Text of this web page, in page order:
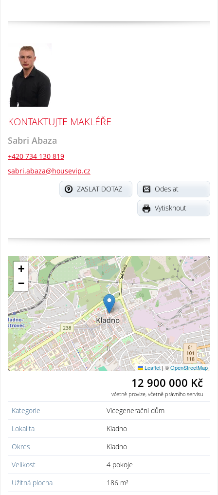
KONTAKTUJTE MAKLÉŘE
Sabri Abaza
+420 734 130 819
sabri.abaza@housevip.cz
Odeslat
ZASLAT DOTAZ
Vytisknout
+
−
Leaflet | ©OpenStreetMap
12 900 000 Kč
včetně provize, včetně právního servisu
Kategorie
Vícegenerační dům
Lokalita
Kladno
Okres
Kladno
Velikost
4 pokoje
Užitná plocha
186 m²